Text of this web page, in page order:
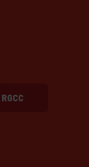
RGCC